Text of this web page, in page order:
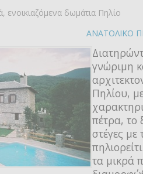
ενοικιαζόμενα δωμάτια Πηλίο
ΑΝΑΤΟΛΙΚΟ
γνώριμη
Πηλίου,
πέτρα, το
στέγες με
τα μικρά